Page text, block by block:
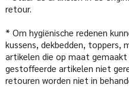
retour.
* Om hygiënische redenen
kussens, dekbedden, toppers,
artikelen die op maat
gestoffeerde artikelen niet
retouren worden niet in